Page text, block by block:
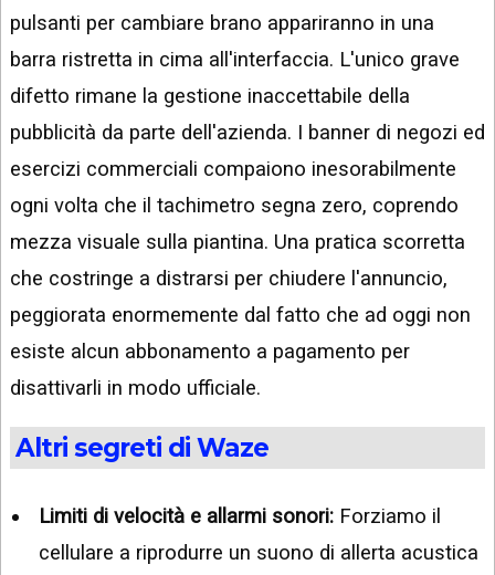
pulsanti per cambiare brano appariranno in una
barra ristretta in cima all'interfaccia. L'unico grave
difetto rimane la gestione inaccettabile della
pubblicità da parte dell'azienda. I banner di negozi ed
esercizi commerciali compaiono inesorabilmente
ogni volta che il tachimetro segna zero, coprendo
mezza visuale sulla piantina. Una pratica scorretta
che costringe a distrarsi per chiudere l'annuncio,
peggiorata enormemente dal fatto che ad oggi non
esiste alcun abbonamento a pagamento per
disattivarli in modo ufficiale.
Altri segreti di Waze
Limiti di velocità e allarmi sonori: Forziamo il
cellulare a riprodurre un suono di allerta acustica